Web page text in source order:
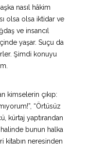
nasıl hâkim
olsa olsa iktidar ve
ve insancıl
yaşar. Suçu da
Şimdi konuyu
kimselerin çıkıp:
“Örtüsüz
kürtaj yaptırandan
bunun halka
kitabın neresinden